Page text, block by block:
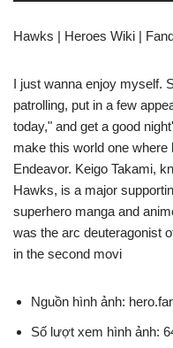
Hawks | Heroes Wiki |
I just wanna enjoy myself.
patrolling, put in a few
today," and get a good
make this world one
Endeavor. Keigo Takami,
Hawks, is a major
superhero manga and
was the arc deuteragonist
in the second movi
Nguồn hình ảnh:
Số lượt xem hình ảnh: